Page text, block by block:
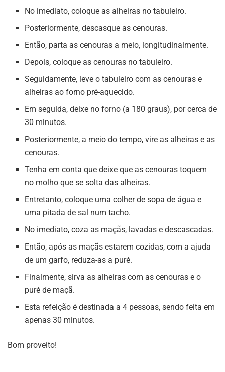
No imediato, coloque as alheiras no tabuleiro.
Posteriormente, descasque as cenouras.
Então, parta as cenouras a meio, longitudinalmente.
Depois, coloque as cenouras no tabuleiro.
Seguidamente, leve o tabuleiro com as cenouras e
alheiras ao forno pré-aquecido.
Em seguida, deixe no forno (a 180 graus), por cerca de
30 minutos.
Posteriormente, a meio do tempo, vire as alheiras e as
cenouras.
Tenha em conta que deixe que as cenouras toquem
no molho que se solta das alheiras.
Entretanto, coloque uma colher de sopa de água e
uma pitada de sal num tacho.
No imediato, coza as maçãs, lavadas e descascadas.
Então, após as maçãs estarem cozidas, com a ajuda
de um garfo, reduza-as a puré.
Finalmente, sirva as alheiras com as cenouras e o
puré de maçã.
Esta refeição é destinada a 4 pessoas, sendo feita em
apenas 30 minutos.
Bom proveito!